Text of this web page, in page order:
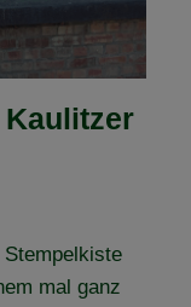
Kaulitzer
Stempelkiste
mal ganz